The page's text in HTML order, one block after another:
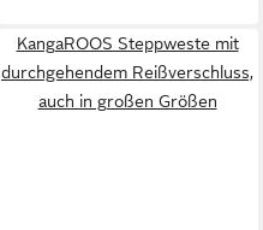
KangaROOS Steppweste mit
durchgehendem Reißverschluss,
auch in großen Größen